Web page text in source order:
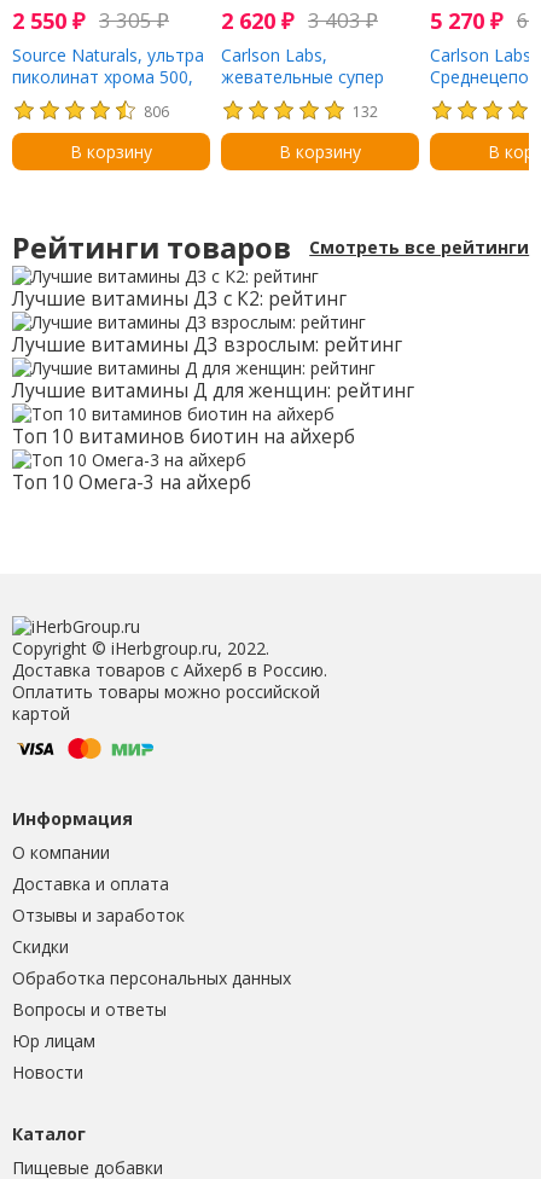
2 550 ₽ 3 305₽
Source Naturals, ультра
пиколинат хрома 500,
500 мкг, 120 таблеток
806
В корзину
2 620 ₽ 3 403₽
Carlson Labs,
жевательные супер
мармеладки с
витамином D3, со
вкусом натуральных
фруктов, 25 мкг (1000
132
В корзину
5 270 ₽ 6
Carlson Labs,
омега-3, 120
таблеток +
таблеток в
В
Рейтинги товаров Смотреть все рейтинги
Лучшие витамины Д3 с К2: рейтинг
Лучшие витамины Д3 взрослым: рейтинг
Лучшие витамины Д для женщин: рейтинг
Топ 10 витаминов биотин на айхерб
Топ 10 Омега-3 на айхерб
Copyright © iHerbgroup.ru, 2022.
Доставка товаров с Айхерб в Россию.
Оплатить товары можно российской
картой
Информация
О компании
Доставка и оплата
Отзывы и заработок
Скидки
Обработка персональных данных
Вопросы и ответы
Юр лицам
Новости
Каталог
Пищевые добавки